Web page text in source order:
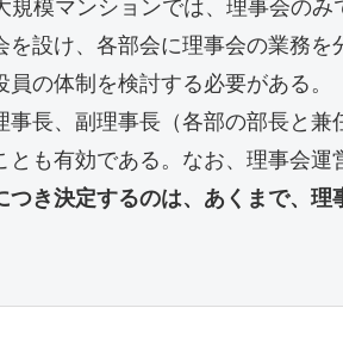
模マンションでは、理事会のみ
設け、各部会に理事会の業務を
の体制を検討する必要がある。
長、副理事長（各部の部長と兼
も有効である。なお、理事会運
き決定するのは、あくまで、理